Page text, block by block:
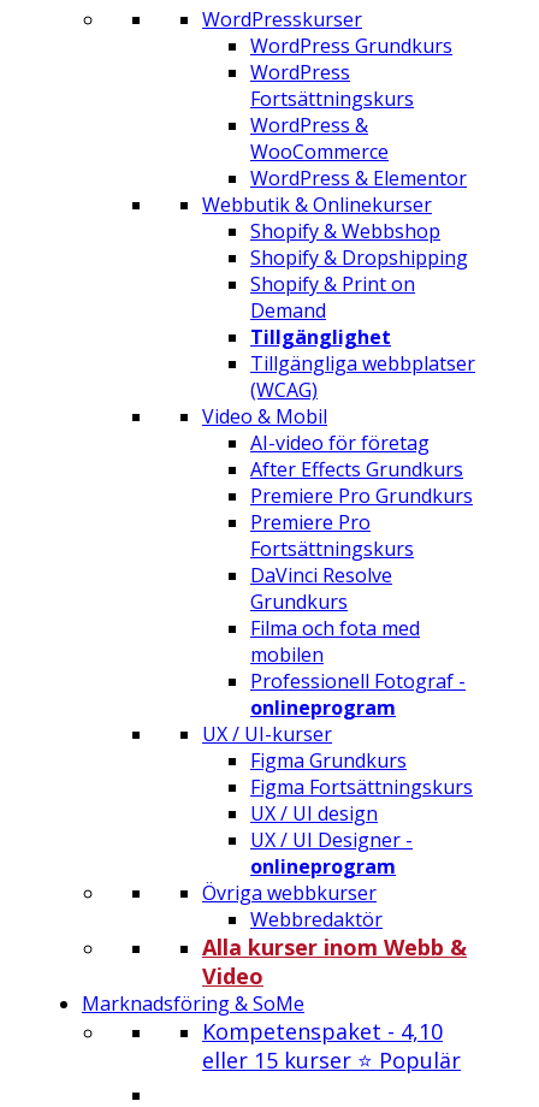
WordPresskurser
WordPress Grundkurs
WordPress
Fortsättningskurs
WordPress &
WooCommerce
WordPress & Elementor
Webbutik & Onlinekurser
Shopify & Webbshop
Shopify & Dropshipping
Shopify & Print on
Demand
Tillgänglighet
Tillgängliga webbplatser
(WCAG)
Video & Mobil
AI-video för företag
After Effects Grundkurs
Premiere Pro Grundkurs
Premiere Pro
Fortsättningskurs
DaVinci Resolve
Grundkurs
Filma och fota med
mobilen
Professionell Fotograf -
onlineprogram
UX / UI-kurser
Figma Grundkurs
Figma Fortsättningskurs
UX / UI design
UX / UI Designer -
onlineprogram
Övriga webbkurser
Webbredaktör
Alla kurser inom Webb &
Video
Marknadsföring & SoMe
Kompetenspaket - 4,10
eller 15 kurser ⭐ Populär